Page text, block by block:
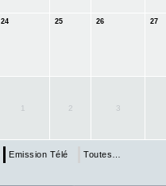
24 25 26 27
1 2 3
Emission Télé Toutes…